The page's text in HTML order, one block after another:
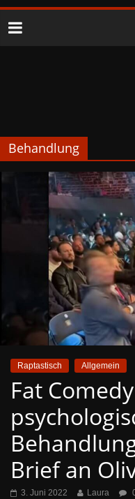
Behandlung
Raptastisch Allgemein
Fat
Brief an
3. Juni 2022 Laura